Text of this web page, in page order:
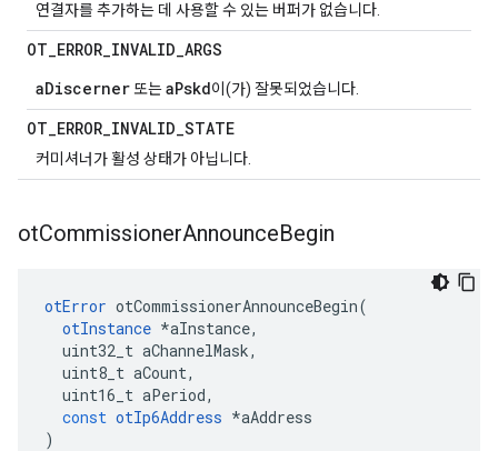
연결자를 추가하는 데 사용할 수 있는 버퍼가 없습니다.
OT_ERROR_INVALID_ARGS
aDiscerner 또는aPskd이(가) 잘못되었습니다.
OT_ERROR_INVALID_STATE
커미셔너가 활성 상태가 아닙니다.
otCommissionerAnnounceBegin
otError otCommissionerAnnounceBegin(
otInstance *aInstance,
uint32_t aChannelMask,
uint8_t aCount,
uint16_t aPeriod,
const otIp6Address *aAddress
)